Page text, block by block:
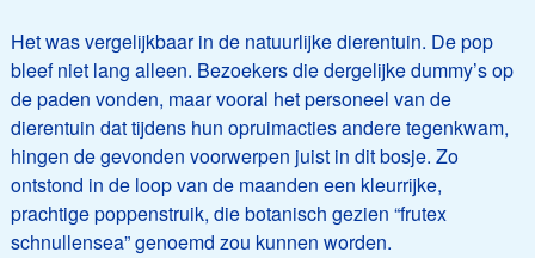
Het was vergelijkbaar in de natuurlijke dierentuin. De pop
bleef niet lang alleen. Bezoekers die dergelijke dummy’s op
de paden vonden, maar vooral het personeel van de
dierentuin dat tijdens hun opruimacties andere tegenkwam,
hingen de gevonden voorwerpen juist in dit bosje. Zo
ontstond in de loop van de maanden een kleurrijke,
prachtige poppenstruik, die botanisch gezien “frutex
schnullensea” genoemd zou kunnen worden.